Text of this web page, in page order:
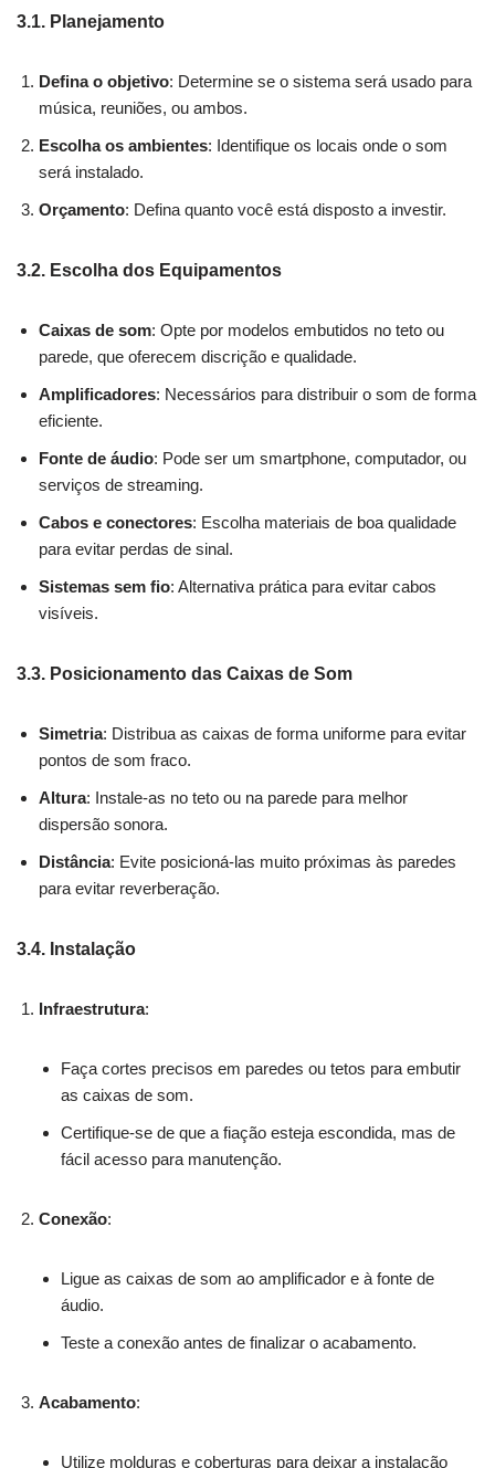
3.1. Planejamento
Defina o objetivo: Determine se o sistema será usado para
música, reuniões, ou ambos.
Escolha os ambientes: Identifique os locais onde o som
será instalado.
Orçamento: Defina quanto você está disposto a investir.
3.2. Escolha dos Equipamentos
Caixas de som: Opte por modelos embutidos no teto ou
parede, que oferecem discrição e qualidade.
Amplificadores: Necessários para distribuir o som de forma
eficiente.
Fonte de áudio: Pode ser um smartphone, computador, ou
serviços de streaming.
Cabos e conectores: Escolha materiais de boa qualidade
para evitar perdas de sinal.
Sistemas sem fio: Alternativa prática para evitar cabos
visíveis.
3.3. Posicionamento das Caixas de Som
Simetria: Distribua as caixas de forma uniforme para evitar
pontos de som fraco.
Altura: Instale-as no teto ou na parede para melhor
dispersão sonora.
Distância: Evite posicioná-las muito próximas às paredes
para evitar reverberação.
3.4. Instalação
Infraestrutura:
Faça cortes precisos em paredes ou tetos para embutir
as caixas de som.
Certifique-se de que a fiação esteja escondida, mas de
fácil acesso para manutenção.
Conexão:
Ligue as caixas de som ao amplificador e à fonte de
áudio.
Teste a conexão antes de finalizar o acabamento.
Acabamento:
Utilize molduras e coberturas para deixar a instalação